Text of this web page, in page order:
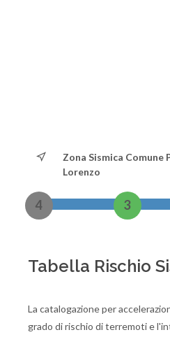
Zona Sismica Comune
Lorenzo
4 3
Tabella Rischio
La catalogazione per
grado di rischio di terremoti e